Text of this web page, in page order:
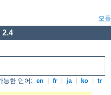
모듈
2.4
능한 언어: en fr ja ko tr